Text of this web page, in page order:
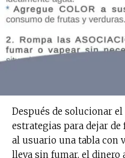
Después de solucionar
estrategias para dejar
al usuario una tabla con
lleva sin fumar, el dinero